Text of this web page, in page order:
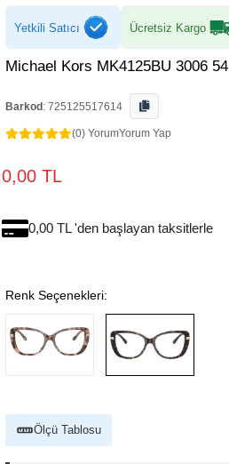
Yetkili Satıcı Ücretsiz Kargo
Michael Kors MK4125BU 3006 54
Barkod : 725125517614
(0) YorumYorum Yap
0,00 TL
0,00 TL 'den başlayan taksitlerle
Renk Seçenekleri:
Ölçü Tablosu